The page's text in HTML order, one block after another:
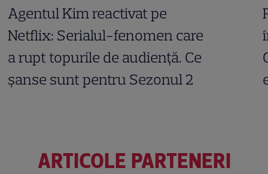
Agentul Kim reactivat pe
Netflix: Serialul-fenomen care
a rupt topurile de audiență. Ce
șanse sunt pentru Sezonul 2
ARTICOLE PARTENERI